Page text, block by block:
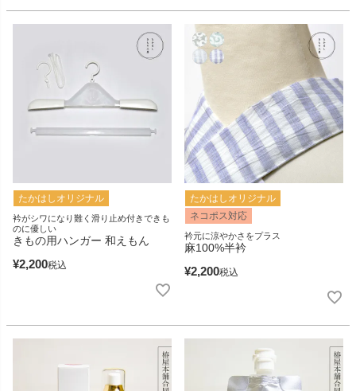
たかはしオリジナル
衿がシワになり難く滑り止め付きできも
のに優しい
きもの用ハンガー 和えもん
¥2,200税込
たかはしオリジナル
ネコポス対応
衿元に涼やかさをプラス
麻100%半衿
¥2,200税込